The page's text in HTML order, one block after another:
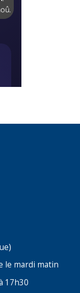
le mardi matin
17h30